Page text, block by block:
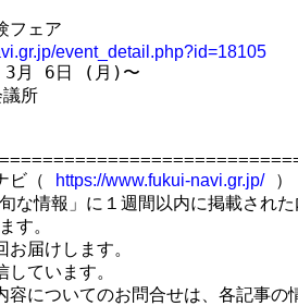
フェア
event_detail.php?id=18105
月 6日 (月)〜
所
ビ（
https://www.fukui-navi.gr.jp/ ）
な情報」に１週間以内に掲載され
す。
届けします。
ています。
容についてのお問合せは、各記事の